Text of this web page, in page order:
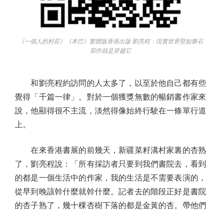
《一個人的村莊》《本巴》繁體版香港出版 劉亮程：現實世界堅如磐石
寫作就是穿越它
和劉亮程約訪問的人太多了，以至於他自己都有些
覺得「千篇一律」。對於一個獲獎無數的暢銷書作家來
說，他顯得很不主流，淡然得像始終行駛在一條單行道
上。
在來香港書展的前幾天，新疆菜籽溝村家裏的杏熟
了，劉亮程說：「所有採訪者只要到我們書院去，看到
的都是一個生活中的作家，我的生活是不需要表演的，
從早到晚該幹什麼就幹什麼。記者去的階段正好是書院
的杏子熟了，幾十棵杏樹下落的都是金黃的杏。帶他們